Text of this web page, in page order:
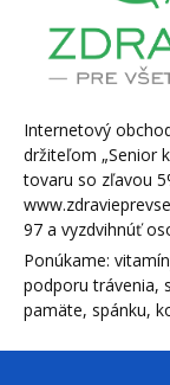
Internetový
držiteľom „Senior
tovaru so zľavou
97 a vyzdvihnúť
Ponúkame:
podporu trávenia,
pamäte, spánku,